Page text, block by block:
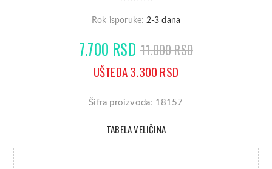
Rok isporuke: 2-3 dana
7.700 RSD 11.000 RSD
UŠTEDA 3.300 RSD
Šifra proizvoda: 18157
TABELA VELIČINA